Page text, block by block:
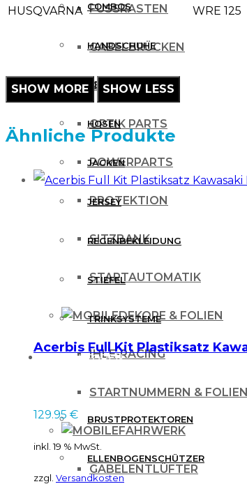
FUSSRASTEN
GABELBRÜCKEN
KICKSTARTER
OPTIK PARTS
POWERPARTS
PROTEKTION
SITZBANK
STARTAUTOMATIK
DEKORE & FOLIEN
IHLE-RACING
STARTNUMMERN & FOLIEN
FAHRWERK
GABELENTLÜFTER
COMBOS
HANDSCHUHE
HELME
HOSEN
JACKEN
JERSEY
REGENBEKLEIDUNG
STIEFEL
TRINKSYSTEME
PROTEKTOREN
BRUSTPROTEKTOREN
ELLENBOGENSCHÜTZER
HUSQVARNA
WRE 125
Ähnliche Produkte
Acerbis Full Kit Plastiksatz
129.95 €
inkl. 19 % MwSt.
zzgl. Versandkosten